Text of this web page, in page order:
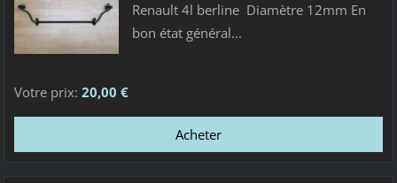
Renault 4l berline Diamètre 12mm En
bon état général...
Votre prix: 20,00 €